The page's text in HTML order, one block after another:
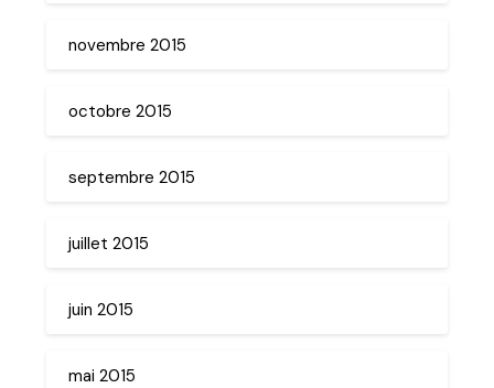
novembre 2015
octobre 2015
septembre 2015
juillet 2015
juin 2015
mai 2015